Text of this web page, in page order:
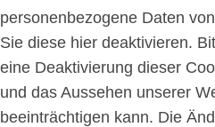
personenbezogene Daten
Sie diese hier deaktivieren.
eine Deaktivierung dieser
und das Aussehen unserer
beeinträchtigen kann. Die